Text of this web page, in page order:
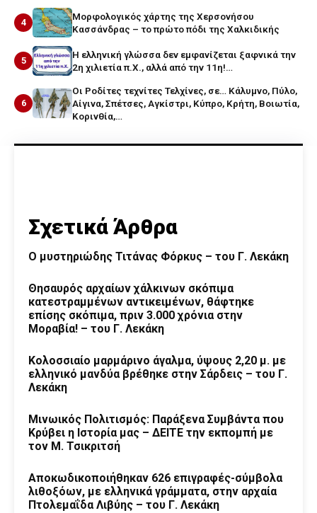
4
Μορφολογικός χάρτης της Χερσονήσου
Κασσάνδρας – το πρώτο πόδι της Χαλκιδικής
5
Η ελληνική γλώσσα δεν εμφανίζεται ξαφνικά την
2η χιλιετία π.Χ., αλλά από την 11η!…
6
Οι Ροδίτες τεχνίτες Τελχίνες, σε… Κάλυμνο, Πύλο,
Αίγινα, Σπέτσες, Αγκίστρι, Κύπρο, Κρήτη, Βοιωτία,
Κορινθία,…
Σχετικά Άρθρα
O μυστηριώδης Τιτάνας Φόρκυς – του Γ. Λεκάκη
Θησαυρός αρχαίων χάλκινων σκόπιμα
κατεστραμμένων αντικειμένων, θάφτηκε
επίσης σκόπιμα, πριν 3.000 χρόνια στην
Μοραβία! – του Γ. Λεκάκη
Κολοσσιαίο μαρμάρινο άγαλμα, ύψους 2,20 μ. με
ελληνικό μανδύα βρέθηκε στην Σάρδεις – του Γ.
Λεκάκη
Μινωικός Πολιτισμός: Παράξενα Συμβάντα που
Κρύβει η Ιστορία μας – ΔΕΙΤΕ την εκπομπή με
τον Μ. Τσικριτσή
Αποκωδικοποιήθηκαν 626 επιγραφές-σύμβολα
λιθοξόων, με ελληνικά γράμματα, στην αρχαία
Πτολεμαΐδα Λιβύης – του Γ. Λεκάκη